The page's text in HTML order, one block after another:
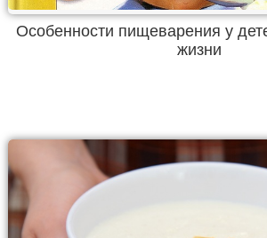
Особенности пищеварения у
жизни